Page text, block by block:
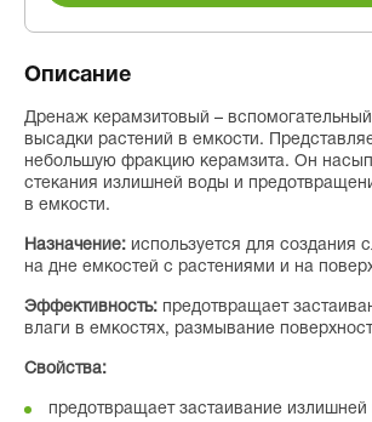
Описание
Дренаж керамзитовый –
высадки растений в емкости.
небольшую фракцию керамзита. Он
стекания излишней воды и
в емкости.
Назначение: используется для создания
на дне емкостей с растениями и на
Эффективность: предотвращает
влаги в емкостях, размывание
Свойства:
предотвращает застаивание излишней